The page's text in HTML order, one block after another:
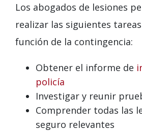
Los abogados de lesiones
realizar las siguientes
función de la contingencia:
Obtener el informe de
policía
Investigar y reunir
Comprender todas las
seguro relevantes